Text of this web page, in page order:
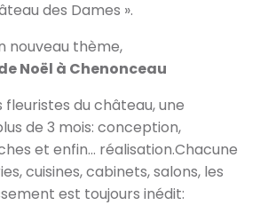
des Dames ».
nouveau thème,
Noël à Chenonceau
fleuristes du château, une
de 3 mois: conception,
et enfin… réalisation.Chacune
cuisines, cabinets, salons, les
est toujours inédit: